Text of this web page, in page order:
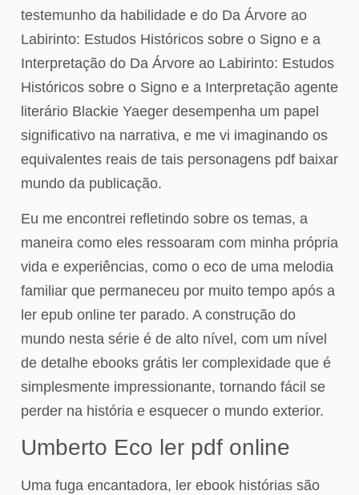
testemunho da habilidade e do Da Árvore ao
Labirinto: Estudos Históricos sobre o Signo e a
Interpretação do Da Árvore ao Labirinto: Estudos
Históricos sobre o Signo e a Interpretação agente
literário Blackie Yaeger desempenha um papel
significativo na narrativa, e me vi imaginando os
equivalentes reais de tais personagens pdf baixar
mundo da publicação.
Eu me encontrei refletindo sobre os temas, a
maneira como eles ressoaram com minha própria
vida e experiências, como o eco de uma melodia
familiar que permaneceu por muito tempo após a
ler epub online ter parado. A construção do
mundo nesta série é de alto nível, com um nível
de detalhe ebooks grátis ler complexidade que é
simplesmente impressionante, tornando fácil se
perder na história e esquecer o mundo exterior.
Umberto Eco ler pdf online
Uma fuga encantadora, ler ebook histórias são